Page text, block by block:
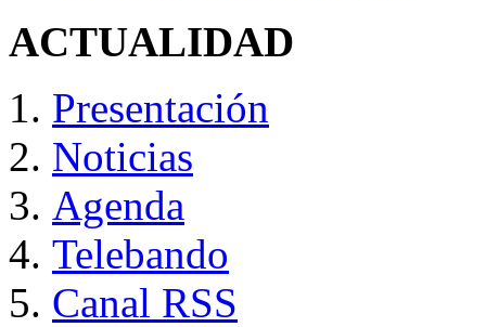
ACTUALIDAD
Presentación
Noticias
Agenda
Telebando
Canal RSS